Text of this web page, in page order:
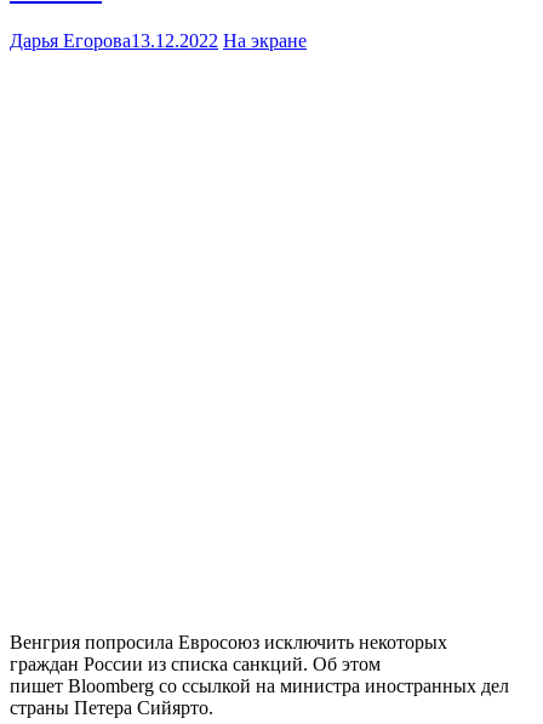
Дарья Егорова13.12.2022 На экране
Венгрия попросила Евросоюз исключить некоторых
граждан России из списка санкций. Об этом
пишет Bloomberg со ссылкой на министра иностранных дел
страны Петера Сийярто.